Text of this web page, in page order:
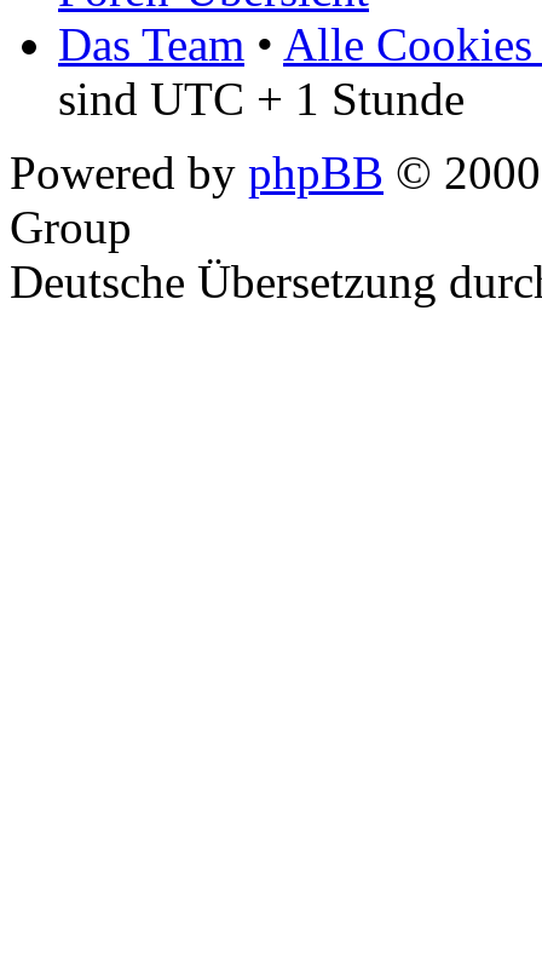
Das Team • Alle Cookies
sind UTC + 1 Stunde
Powered by phpBB ©
Group
Deutsche Übersetzung